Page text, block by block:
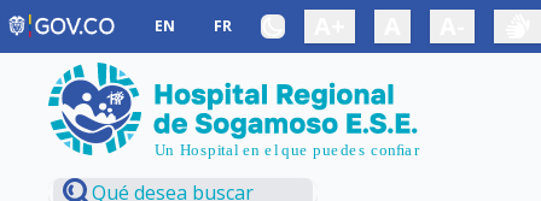
Saltar al contenido principal
EN FR